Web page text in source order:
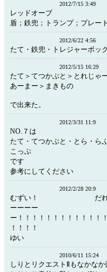
2012/7/15 3:49
レッドオーブ
盾；鉄兜；トランプ；プレー
2012/6/22 4:56
たて・鉄兜・トレジャーボッ
2012/5/15 16:29
たて＞てつかぶと＞とれじゃ
あーまー＞まきもの
で出来た。
2012/3/31 11:9
NO.７は
たて・てつかぶと・とら・ら
こっぷ
です
参考にしてください
2012/2/28 20:9
むずい！ だれかハッピ
ーーーー
ー！！！！！！！！！！！！
！！！！
ゆい
2010/6/11 15:24
しりとリクエストⅡもなかな